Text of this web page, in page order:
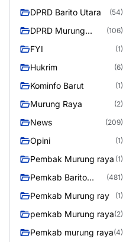
DPRD Barito Utara (54)
DPRD Murung
Raya
(106)
FYI (1)
Hukrim (6)
Kominfo Barut (1)
Murung Raya (2)
News (209)
Opini (1)
Pembak Murung raya (1)
Pemkab Barito
Utara
(481)
Pemkab Murung ray (1)
pemkab Murung raya(2)
Pemkab murung raya(4)